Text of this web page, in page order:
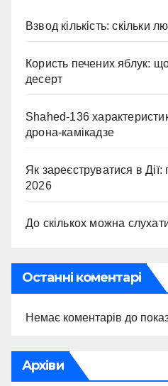
Взвод кількість: скільки
Користь печених яблук:
десерт
Shahed-136
дрона-камікадзе
Як зареєструватися в Дії:
2026
До скількох можна
Останні коментарі
Немає коментарів до
Архіви